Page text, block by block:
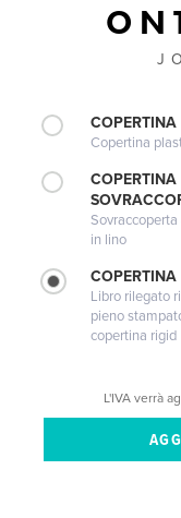
O N
J
Copertina
in lino
Libro rilegato
pieno
copertina rigid
L'IVA verrà